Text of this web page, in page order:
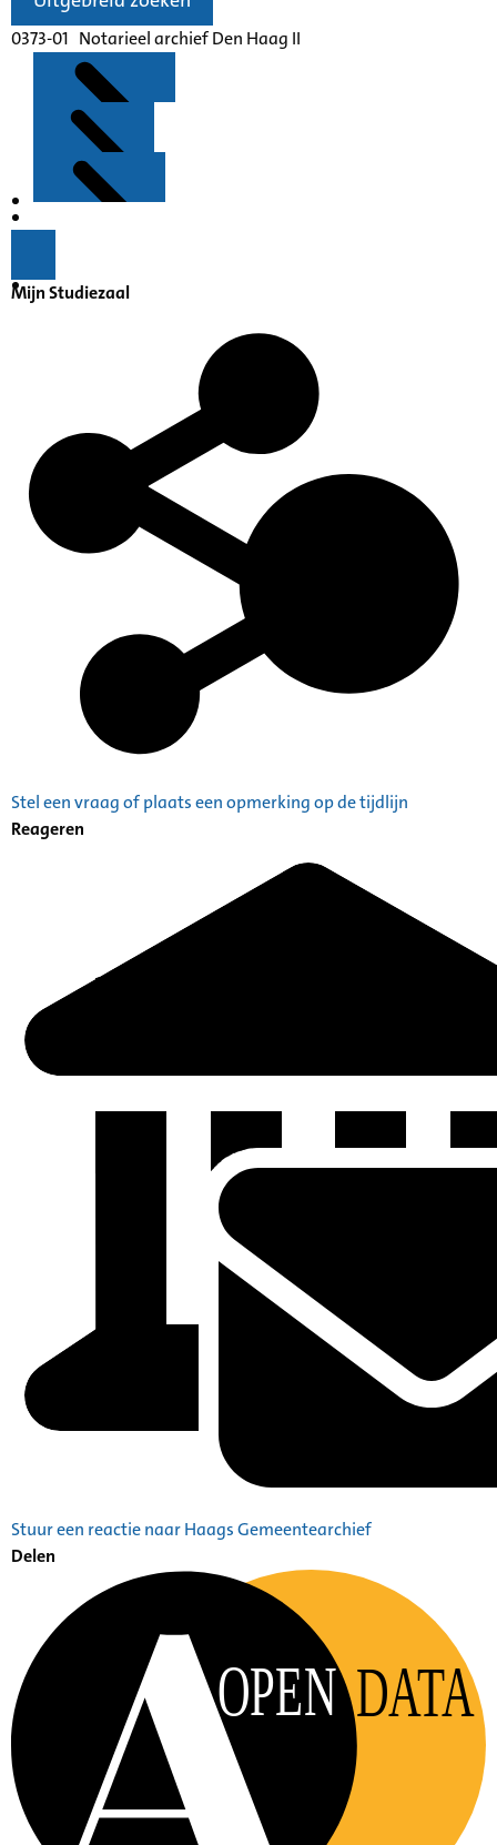
0373-01 Notarieel archief Den Haag II
Inventaris
Mijn Studiezaal
Stel een vraag of plaats een opmerking op de tijdlijn
Reageren
Stuur een reactie naar Haags Gemeentearchief
Delen
OPEN DATA